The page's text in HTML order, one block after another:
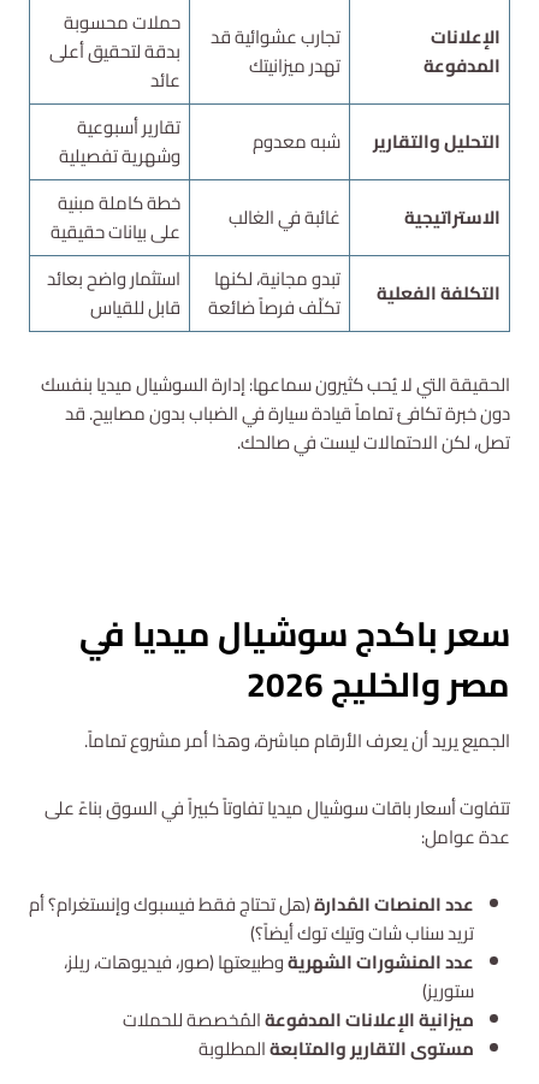
الإعلانات
المدفوعة
تجارب عشوائية قد
تهدر ميزانيتك
حملات محسوبة
بدقة لتحقيق أعلى
عائد
التحليل والتقارير
شبه معدوم
تقارير أسبوعية
وشهرية تفصيلية
الاستراتيجية
غائبة في الغالب
خطة كاملة مبنية
على بيانات حقيقية
التكلفة الفعلية
تبدو مجانية، لكنها
تكلّف فرصاً ضائعة
استثمار واضح بعائد
قابل للقياس
الحقيقة التي لا يُحب كثيرون سماعها: إدارة السوشيال ميديا بنفسك
دون خبرة تكافئ تماماً قيادة سيارة في الضباب بدون مصابيح. قد
تصل، لكن الاحتمالات ليست في صالحك.
سعر باكدج سوشيال ميديا في
مصر والخليج 2026
الجميع يريد أن يعرف الأرقام مباشرة، وهذا أمر مشروع تماماً.
تتفاوت أسعار باقات سوشيال ميديا تفاوتاً كبيراً في السوق بناءً على
عدة عوامل:
عدد المنصات المُدارة(هل تحتاج فقط فيسبوك وإنستغرام؟ أم
تريد سناب شات وتيك توك أيضاً؟)
عدد المنشورات الشهريةوطبيعتها (صور، فيديوهات، ريلز،
ستوريز)
ميزانية الإعلانات المدفوعةالمُخصصة للحملات
مستوى التقارير والمتابعةالمطلوبة